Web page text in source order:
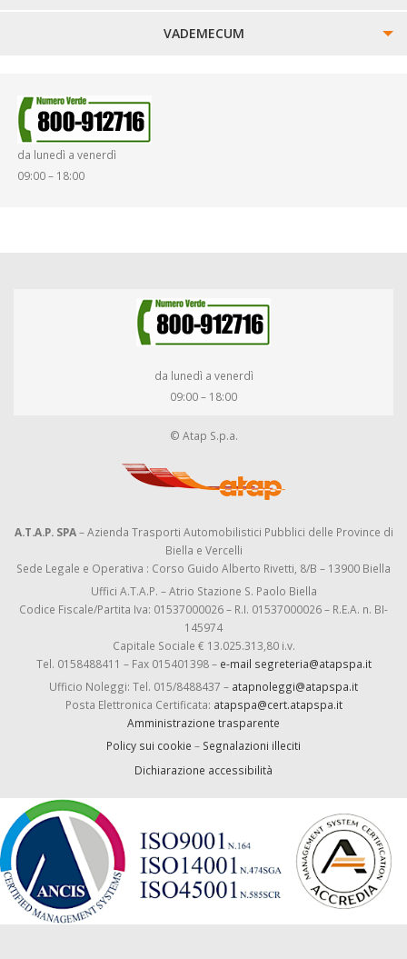
VADEMECUM
SMARRIMENTO OGGETTI
da lunedì a venerdì
09:00 – 18:00
da lunedì a venerdì
09:00 – 18:00
© Atap S.p.a.
A.T.A.P. SPA– Azienda Trasporti Automobilistici Pubblici delle Province di
Biella e Vercelli
Sede Legale e Operativa : Corso Guido Alberto Rivetti, 8/B – 13900 Biella
Uffici A.T.A.P. – Atrio Stazione S. Paolo Biella
Codice Fiscale/Partita Iva: 01537000026 – R.I. 01537000026 – R.E.A. n. BI-
145974
Capitale Sociale € 13.025.313,80 i.v.
Tel. 0158488411 – Fax 015401398 – e-mail segreteria@atapspa.it
Ufficio Noleggi: Tel. 015/8488437 – atapnoleggi@atapspa.it
Posta Elettronica Certificata: atapspa@cert.atapspa.it
Amministrazione trasparente
Policy sui cookie – Segnalazioni illeciti
Dichiarazione accessibilità